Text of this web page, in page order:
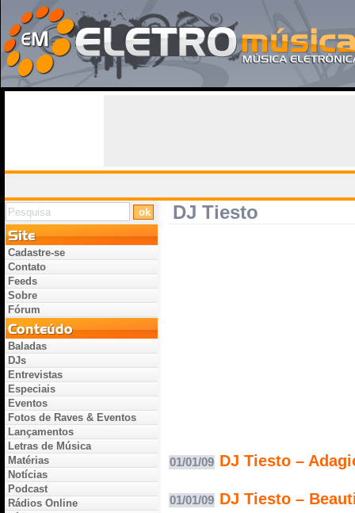
DJ Tiesto
01/01/09 DJ Tiesto –
01/01/09 DJ Tiesto –
Cadastre-se
Contato
Feeds
Sobre
Fórum
Baladas
DJs
Entrevistas
Especiais
Eventos
Fotos de Raves & Eventos
Lançamentos
Letras de Música
Matérias
Notícias
Podcast
Rádios Online